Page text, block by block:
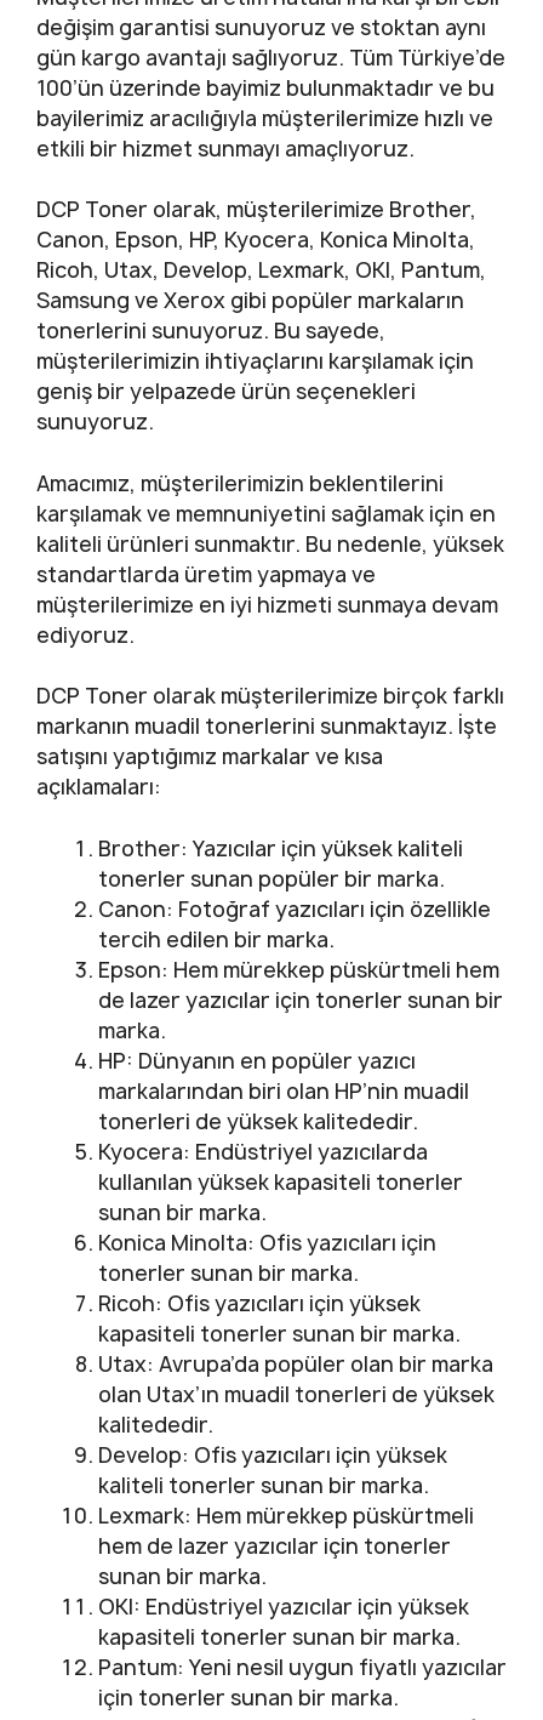
değişim garantisi sunuyoruz ve stoktan aynı
gün kargo avantajı sağlıyoruz. Tüm Türkiye’de
100’ün üzerinde bayimiz bulunmaktadır ve bu
bayilerimiz aracılığıyla müşterilerimize hızlı ve
etkili bir hizmet sunmayı amaçlıyoruz.
DCP Toner olarak, müşterilerimize Brother,
Canon, Epson, HP, Kyocera, Konica Minolta,
Ricoh, Utax, Develop, Lexmark, OKI, Pantum,
Samsung ve Xerox gibi popüler markaların
tonerlerini sunuyoruz. Bu sayede,
müşterilerimizin ihtiyaçlarını karşılamak için
geniş bir yelpazede ürün seçenekleri
sunuyoruz.
Amacımız, müşterilerimizin beklentilerini
karşılamak ve memnuniyetini sağlamak için en
kaliteli ürünleri sunmaktır. Bu nedenle, yüksek
standartlarda üretim yapmaya ve
müşterilerimize en iyi hizmeti sunmaya devam
ediyoruz.
DCP Toner olarak müşterilerimize birçok farklı
markanın muadil tonerlerini sunmaktayız. İşte
satışını yaptığımız markalar ve kısa
açıklamaları:
Brother: Yazıcılar için yüksek kaliteli
tonerler sunan popüler bir marka.
Canon: Fotoğraf yazıcıları için özellikle
tercih edilen bir marka.
Epson: Hem mürekkep püskürtmeli hem
de lazer yazıcılar için tonerler sunan bir
marka.
HP: Dünyanın en popüler yazıcı
markalarından biri olan HP’nin muadil
tonerleri de yüksek kalitededir.
Kyocera: Endüstriyel yazıcılarda
kullanılan yüksek kapasiteli tonerler
sunan bir marka.
Konica Minolta: Ofis yazıcıları için
tonerler sunan bir marka.
Ricoh: Ofis yazıcıları için yüksek
kapasiteli tonerler sunan bir marka.
Utax: Avrupa’da popüler olan bir marka
olan Utax’ın muadil tonerleri de yüksek
kalitededir.
Develop: Ofis yazıcıları için yüksek
kaliteli tonerler sunan bir marka.
Lexmark: Hem mürekkep püskürtmeli
hem de lazer yazıcılar için tonerler
sunan bir marka.
OKI: Endüstriyel yazıcılar için yüksek
kapasiteli tonerler sunan bir marka.
Pantum: Yeni nesil uygun fiyatlı yazıcılar
için tonerler sunan bir marka.